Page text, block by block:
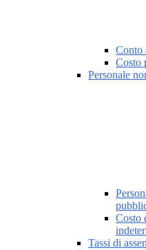
Conto
Costo
Personale
Costo
Tassi di